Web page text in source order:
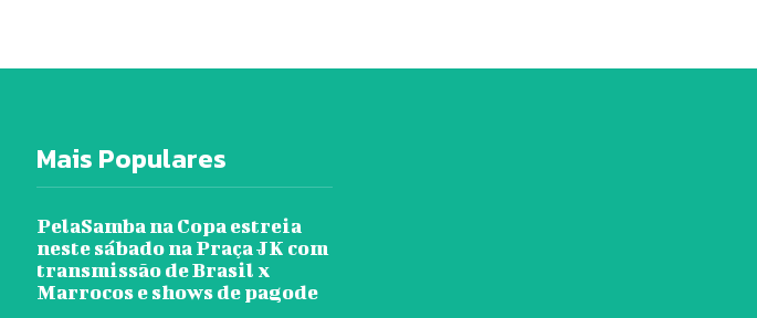
Mais Populares
PelaSamba na Copa estreia
neste sábado na Praça JK com
transmissão de Brasil x
Marrocos e shows de pagode